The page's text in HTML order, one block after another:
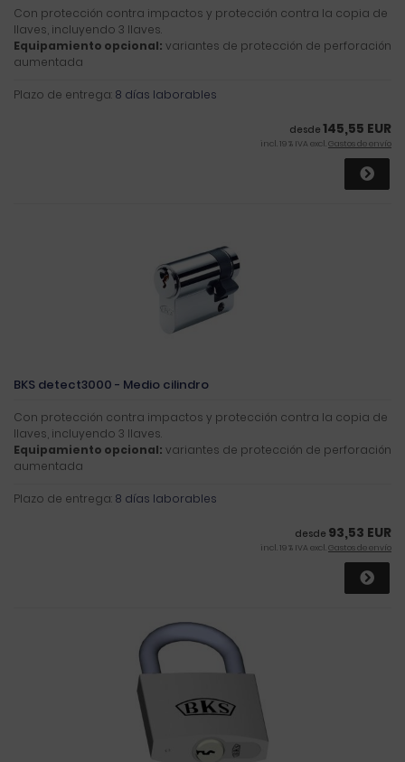
Con protección contra impactos y protección contra la copia de
llaves, incluyendo 3 llaves.
Equipamiento opcional: variantes de protección de perforación
aumentada
Plazo de entrega: 8 días laborables
desde 145,55 EUR
incl. 19 % IVA excl.Gastos de envío
BKS detect3000 - Medio cilindro
Con protección contra impactos y protección contra la copia de
llaves, incluyendo 3 llaves.
Equipamiento opcional: variantes de protección de perforación
aumentada
Plazo de entrega: 8 días laborables
desde 93,53 EUR
incl. 19 % IVA excl.Gastos de envío